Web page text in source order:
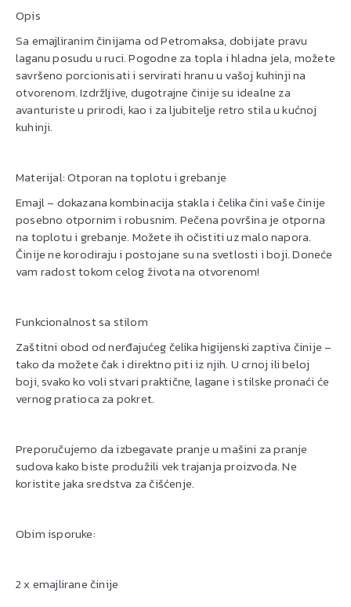
Opis
Sa emajliranim činijama od Petromaksa, dobijate pravu
laganu posudu u ruci. Pogodne za topla i hladna jela, možete
savršeno porcionisati i servirati hranu u vašoj kuhinji na
otvorenom. Izdržljive, dugotrajne činije su idealne za
avanturiste u prirodi, kao i za ljubitelje retro stila u kućnoj
kuhinji.
Materijal: Otporan na toplotu i grebanje
Emajl – dokazana kombinacija stakla i čelika čini vaše činije
posebno otpornim i robusnim. Pečena površina je otporna
na toplotu i grebanje. Možete ih očistiti uz malo napora.
Činije ne korodiraju i postojane su na svetlosti i boji. Doneće
vam radost tokom celog života na otvorenom!
Funkcionalnost sa stilom
Zaštitni obod od nerđajućeg čelika higijenski zaptiva činije –
tako da možete čak i direktno piti iz njih. U crnoj ili beloj
boji, svako ko voli stvari praktične, lagane i stilske pronaći će
vernog pratioca za pokret.
Preporučujemo da izbegavate pranje u mašini za pranje
sudova kako biste produžili vek trajanja proizvoda. Ne
koristite jaka sredstva za čišćenje.
Obim isporuke:
2 x emajlirane činije